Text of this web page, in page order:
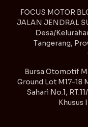
FOCUS MOTOR
JALAN JENDRAL
Desa/
Tangerang,
Bursa Otomotif
Ground Lot M17-18
Sahari No.1,
Khusus